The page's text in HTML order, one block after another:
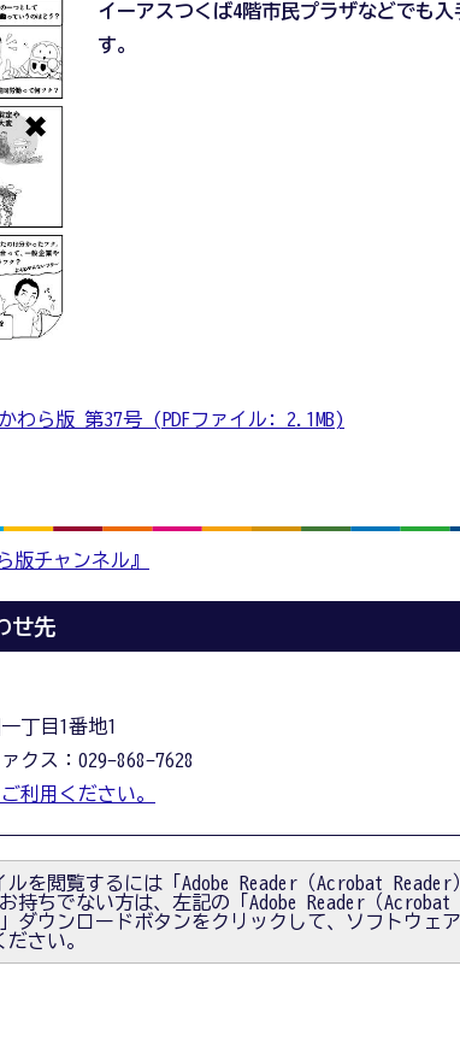
イーアスつくば4階市民プラザなどでも入
す。
わら版 第37号 (PDFファイル: 2.1MB)
版チャンネル』
せ先
丁目1番地1
クス：029-868-7628
利用ください。
ルを閲覧するには「Adobe Reader（Acrobat Reader
持ちでない方は、左記の「Adobe Reader（Acrobat
」ダウンロードボタンをクリックして、ソフトウェ
さい。